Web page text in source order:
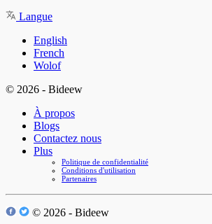
Langue
English
French
Wolof
© 2026 - Bideew
À propos
Blogs
Contactez nous
Plus
Politique de confidentialité
Conditions d'utilisation
Partenaires
© 2026 - Bideew